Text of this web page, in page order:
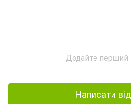
Додайте перший
Написати